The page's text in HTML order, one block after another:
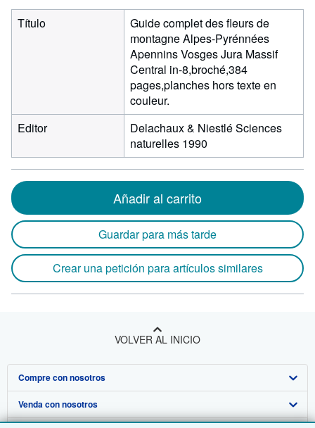
Título
Guide complet des fleurs de
montagne Alpes-Pyrénnées
Apennins Vosges Jura Massif
Central in-8,broché,384
pages,planches hors texte en
couleur.
Editor
Delachaux & Niestlé Sciences
naturelles 1990
Añadir al carrito
Guardar para más tarde
Crear una petición para artículos similares
VOLVER AL INICIO
Compre con nosotros
Búsqueda avanzada
Venda con nosotros